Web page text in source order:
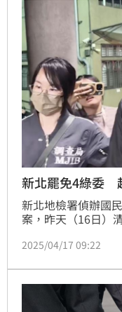
新北罷免4綠委
新北地檢署偵辦國
案，昨天（16日）
領銜人譚鎮耀、板
20萬元金額交保，
解，罷免連署書至
活」參與連署，疑
2025/04/17 09:22